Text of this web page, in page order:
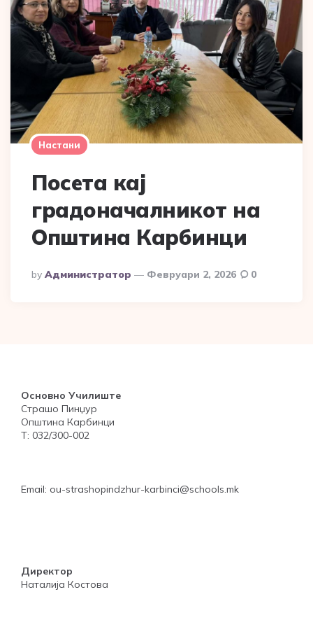
Настани
Посета кај
градоначалникот на
Општина Карбинци
Posted
By
By Администратор Февруари 2, 2026 0
Основно Училиште
Страшо Пинџур
Општина Карбинци
Т: 032/300-002
Email: ou-strashopindzhur-karbinci@schools.mk
Директор
Наталија Костова